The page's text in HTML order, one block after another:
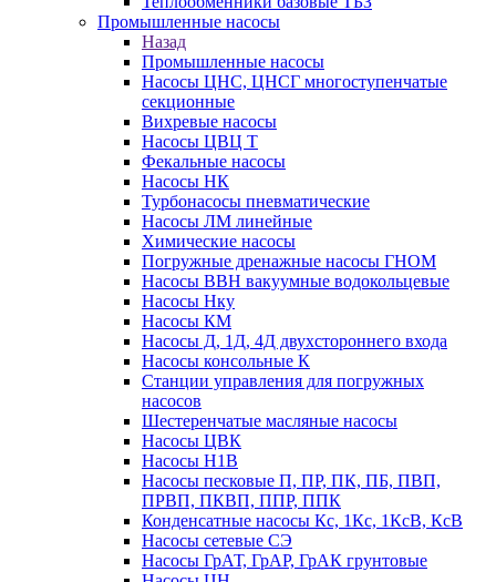
Промышленные насосы
Назад
Промышленные насосы
Насосы ЦНС, ЦНСГ многоступенчатые
секционные
Вихревые насосы
Насосы ЦВЦ Т
Фекальные насосы
Насосы НК
Турбонасосы пневматические
Насосы ЛМ линейные
Химические насосы
Погружные дренажные насосы ГНОМ
Насосы ВВН вакуумные водокольцевые
Насосы Нку
Насосы КМ
Насосы Д, 1Д, 4Д двухстороннего входа
Насосы консольные К
Станции управления для погружных
насосов
Шестеренчатые масляные насосы
Насосы ЦВК
Насосы Н1В
Насосы песковые П, ПР, ПК, ПБ, ПВП,
ПРВП, ПКВП, ППР, ППК
Конденсатные насосы Кс, 1Кс, 1КсВ, КсВ
Насосы сетевые СЭ
Насосы ГрАТ, ГрАР, ГрАК грунтовые